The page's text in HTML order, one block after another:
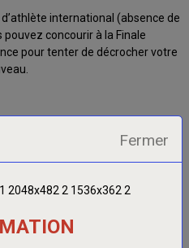
international (absence de
concourir à la Finale
pour tenter de décrocher votre
la transmission des
entre athlètes par la mise en
compétition internationale
contact avec le sélectionneur
Fermer